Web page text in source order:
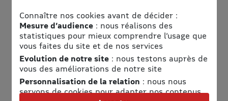
Informations pratiques
Téléphone
0237310196
Adresse
Air Pégasus Montgolfières
Connaître nos cookies avant de décider :
Mesure d’audience: nous réalisons des
statistiques pour mieux comprendre l’usage que
vous faites du site et de nos services
Evolution de notre site: nous testons auprès de
vous des améliorations de notre site
Personnalisation de la relation : nous nous
servons de cookies pour adapter nos contenus